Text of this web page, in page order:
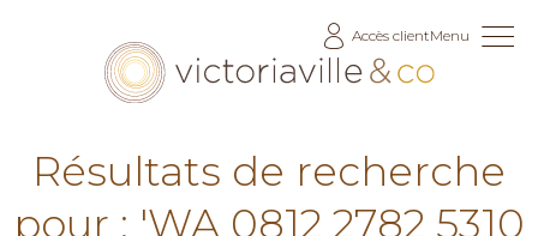
Accès clientMenu
Résultats de recherche
pour : 'WA 0812 2782 5310